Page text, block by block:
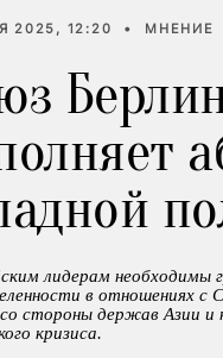
2025, 12:20 • МНЕНИЕ
лидерам необходимы
в отношениях с
стороны держав Азии и
кризиса.